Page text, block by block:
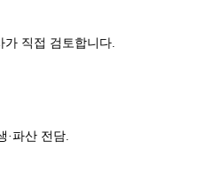
가 직접 검토합니다.
·파산 전담.